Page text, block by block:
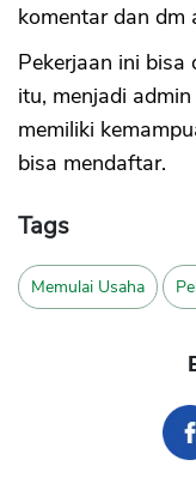
komentar dan dm
Pekerjaan ini bisa
itu, menjadi
memiliki
bisa mendaftar.
Tags
Memulai Usaha